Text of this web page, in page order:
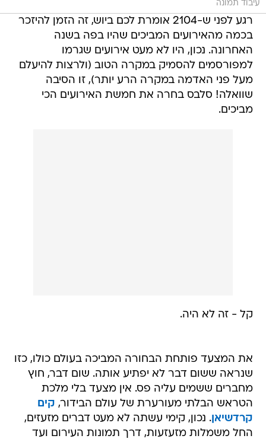
בכמה מהאירועים המביכים שהיו בפה בשנה
האחרונה. נכון, היו לא מעט אירועים שגרמו
למפורסמים להסמיק במקרה הטוב (ולרצות להיעלם
מעל פני האדמה במקרה הרע יותר), זו הסיבה
שוואלה! סלבס בחרה את חמשת האירועים הכי
מביכים.
מחברים ששמים עליה פס. אין מצעד בלי מלכת
הטראש הבלתי מעורערת של עולם הבידור,קים
קרדשיאן. נכון, קימי עשתה לא מעט דברים מזעזים,
החל משמלות מזעזעות, דרך תמונות העירום ועד
לכך שהשאירה את הבת שלה בלובי מלון. אבל נראה
ששום דבר מאלה לא חדרו את עור הפיל המרוטש